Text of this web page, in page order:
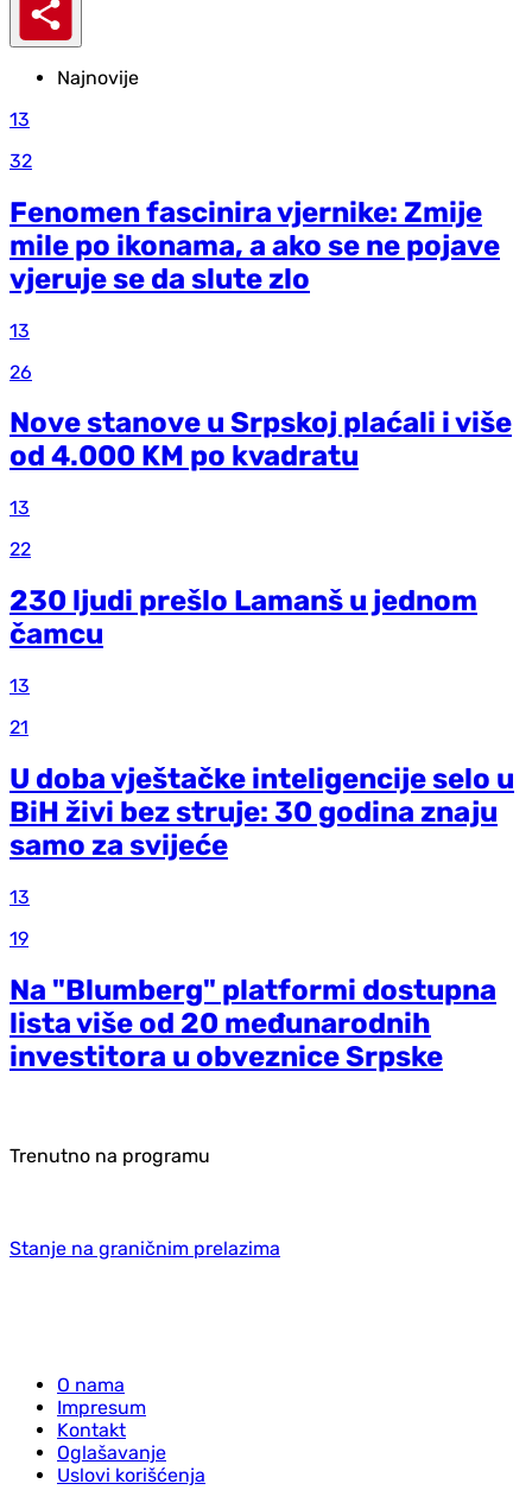
Najnovije
13
32
Fenomen fascinira vjernike: Zmije
mile po ikonama, a ako se ne pojave
vjeruje se da slute zlo
13
26
Nove stanove u Srpskoj plaćali i više
od 4.000 KM po kvadratu
13
22
230 ljudi prešlo Lamanš u jednom
čamcu
13
21
U doba vještačke inteligencije selo u
BiH živi bez struje: 30 godina znaju
samo za svijeće
13
19
Na "Blumberg" platformi dostupna
lista više od 20 međunarodnih
investitora u obveznice Srpske
Trenutno na programu
Stanje na graničnim prelazima
O nama
Impresum
Kontakt
Oglašavanje
Uslovi korišćenja